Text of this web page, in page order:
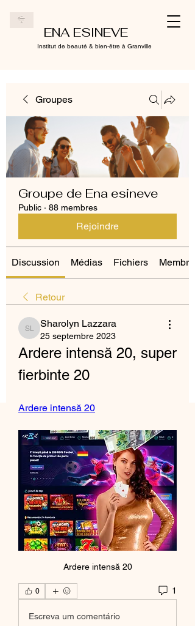
ENA ESINEVE
Institut de beauté & bien-être à Granville
Groupes
Groupe de Ena esineve
Public · 88 membres
Rejoindre
Discussion Médias Fichiers Membres
Retour
Sharolyn Lazzara
Sharolyn Lazzara
25 septembre 2023
Ardere intensă 20, super
fierbinte 20
Ardere intensă 20
Ardere intensă 20
0 1
Escreva um comentário